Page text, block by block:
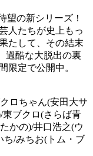
望の新シリーズ！
人たちが史上もっ
たして、その結末
過酷な大脱出の裏
限定で公開中。
ロちゃん(安田大サ
東ブクロ(さらば青
かの)/井口浩之(ウ
ち/みちお(トム・ブ